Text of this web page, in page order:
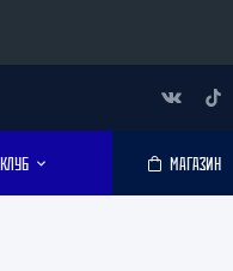
КЛУБ МАГАЗИН